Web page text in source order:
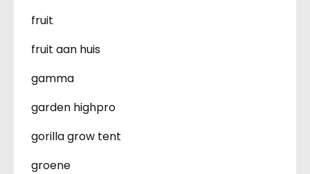
fruit
fruit aan huis
gamma
garden highpro
gorilla grow tent
groene